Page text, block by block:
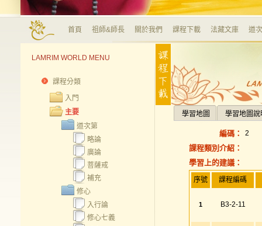
首頁 祖師&師長 關於我們 課程下載 法藏文庫 道
LAMRIM WORLD MENU
課程分類
入門
主要
道次第
略論
廣論
菩薩戒
補充
修心
入行論
修心七義
學習地圖 學習地圖說
編碼： 2
課程類別介紹：
學習上的建議：
序號 課程編碼
1 B3-2-11